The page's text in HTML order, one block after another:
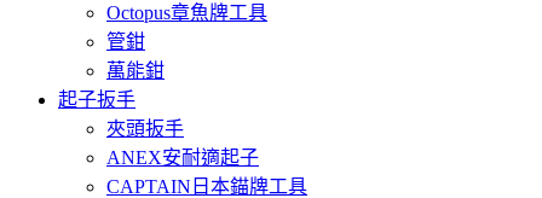
Octopus章魚牌工具
管鉗
萬能鉗
起子扳手
夾頭扳手
ANEX安耐適起子
CAPTAIN日本錨牌工具